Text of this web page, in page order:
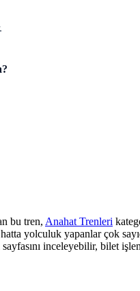
bu tren, Anahat Trenleri
yolculuk yapanlar çok
inceleyebilir, bilet